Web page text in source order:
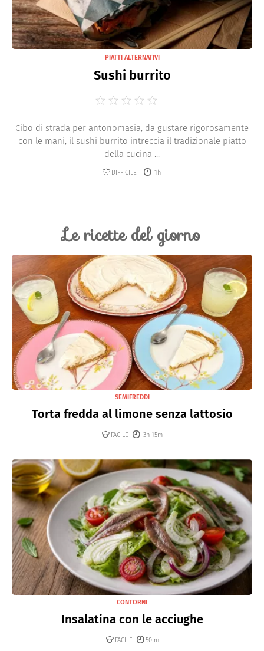
PIATTI ALTERNATIVI
Sushi burrito
Cibo di strada per antonomasia, da gustare rigorosamente
con le mani, il sushi burrito intreccia il tradizionale piatto
della cucina ...
DIFFICILE 1h
Le ricette del giorno
SEMIFREDDI
Torta fredda al limone senza lattosio
FACILE 3h 15m
CONTORNI
Insalatina con le acciughe
FACILE 50 m